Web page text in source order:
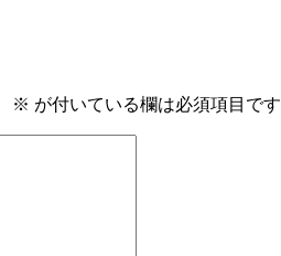
※ が付いている欄は必須項目です